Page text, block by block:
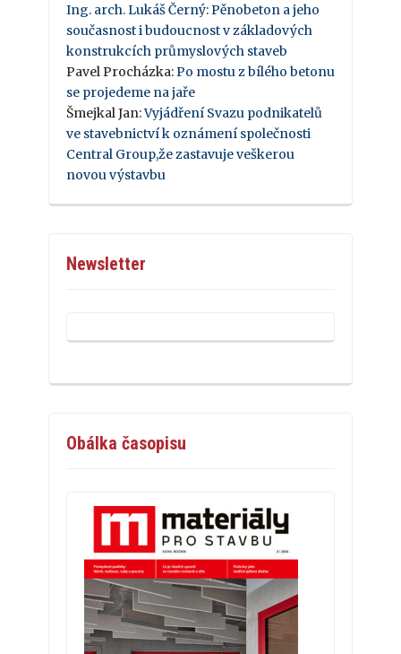
Ing. arch. Lukáš Černý: Pěnobeton a jeho
současnost i budoucnost v základových
konstrukcích průmyslových staveb
Pavel Procházka: Po mostu z bílého betonu
se projedeme na jaře
Šmejkal Jan:Vyjádření Svazu podnikatelů
ve stavebnictví k oznámení společnosti
Central Group,že zastavuje veškerou
novou výstavbu
Newsletter
Obálka časopisu